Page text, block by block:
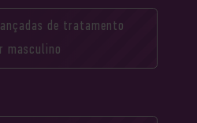
de tratamento
masculino